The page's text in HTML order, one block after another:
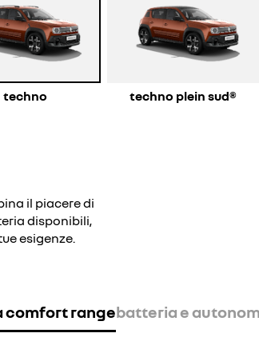
techno techno plein sud®
il piacere di
disponibili,
esigenze.
comfort rangebatteria e